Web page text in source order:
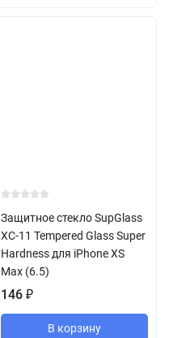
Защитное стекло SupGlass
XC-11 Tempered Glass Super
Hardness для iPhone XS
Max (6.5)
146 ₽
В корзину